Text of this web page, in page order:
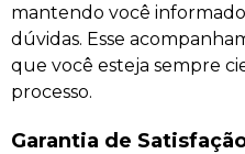
mantendo você
dúvidas. Esse
que você esteja sempre
processo.
Garantia de